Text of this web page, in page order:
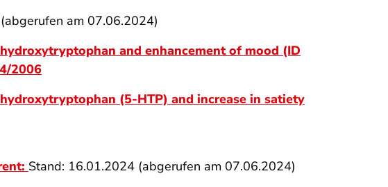
am 07.06.2024)
and enhancement of mood (ID
2006
(5-HTP) and increase in satiety
Stand: 16.01.2024 (abgerufen am 07.06.2024)